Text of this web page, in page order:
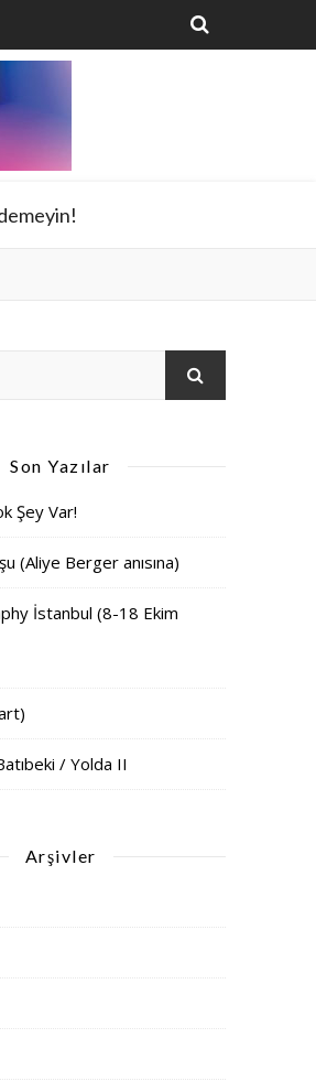
Son Yazılar
Şey Var!
(Aliye Berger anısına)
İstanbul (8-18 Ekim
/ Yolda II
Arşivler